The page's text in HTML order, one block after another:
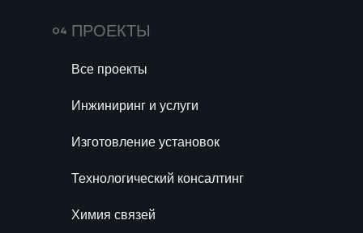
ПРОЕКТЫ
Все проекты
Инжиниринг и услуги
Изготовление установок
Технологический консалтинг
Химия связей